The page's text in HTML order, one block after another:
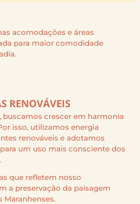
acomodações e áreas
para maior comodidade
RENOVÁVEIS
buscamos crescer em harmonia
isso, utilizamos energia
renováveis e adotamos
um uso mais consciente dos
que refletem nosso
a preservação da paisagem
Maranhenses.